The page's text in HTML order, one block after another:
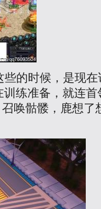
的时候，是现在
练准备，就连
唤骷髅，鹿想